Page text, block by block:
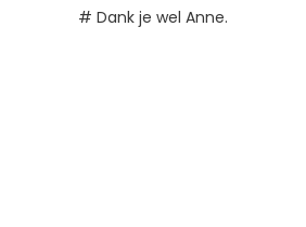
# Dank je wel Anne.